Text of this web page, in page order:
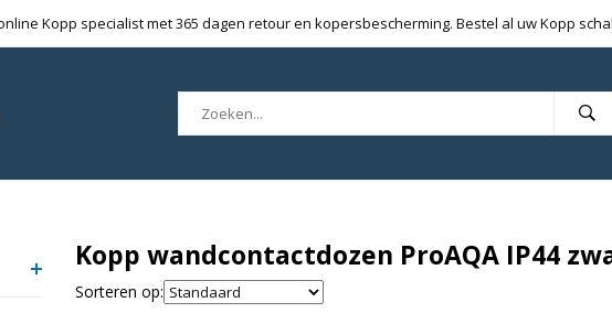
Kopp specialist met 365 dagen retour en kopersbescherming. Bestel al uw Kopp
Kopp wandcontactdozen ProAQA IP44
Sorteren op: